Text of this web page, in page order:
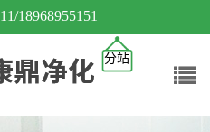
18968955151
分站